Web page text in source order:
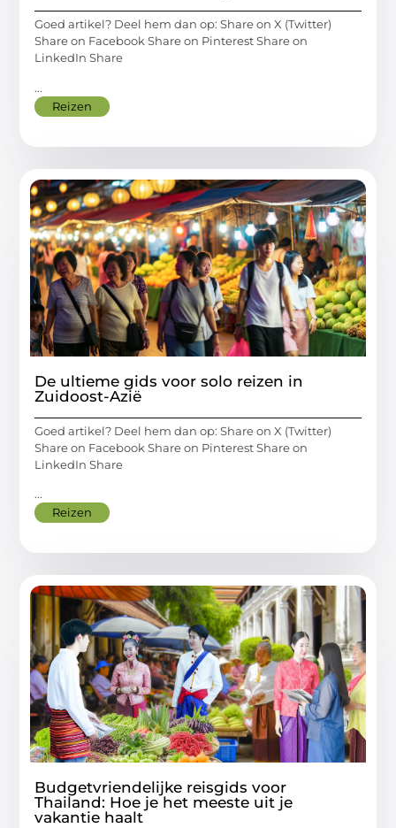
Goed artikel? Deel hem dan op: Share on X (Twitter)
Share on Facebook Share on Pinterest Share on
LinkedIn Share
...
Reizen
De ultieme gids voor solo reizen in
Zuidoost-Azië
Goed artikel? Deel hem dan op: Share on X (Twitter)
Share on Facebook Share on Pinterest Share on
LinkedIn Share
...
Reizen
Budgetvriendelijke reisgids voor
Thailand: Hoe je het meeste uit je
vakantie haalt